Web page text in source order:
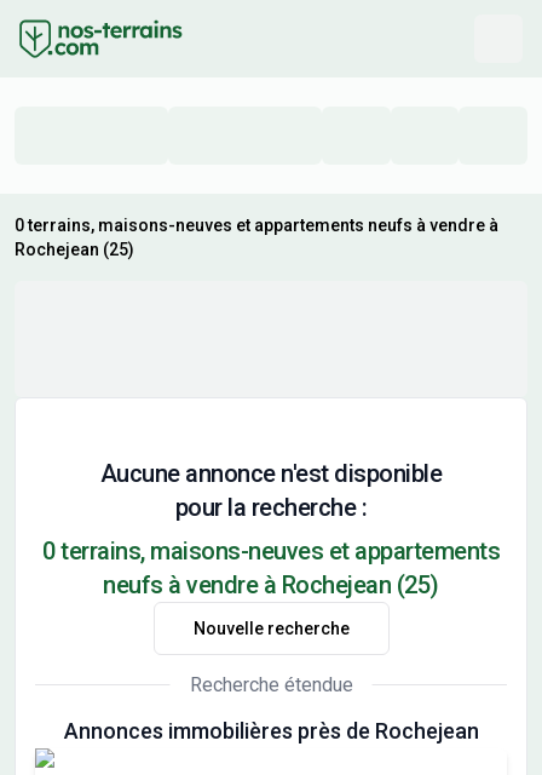
0 terrains, maisons-neuves et appartements neufs à vendre à
Rochejean (25)
Aucune annonce n'est disponible
pour la recherche :
0 terrains, maisons-neuves et appartements
neufs à vendre à Rochejean (25)
Nouvelle recherche
Recherche étendue
Annonces immobilières près de Rochejean